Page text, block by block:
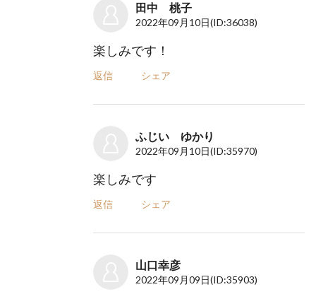
田中 桃子
2022年09月10日(ID:36038)
楽しみです！
返信 シェア
ふじい ゆかり
2022年09月10日(ID:35970)
楽しみです
返信 シェア
山口幸彦
2022年09月09日(ID:35903)